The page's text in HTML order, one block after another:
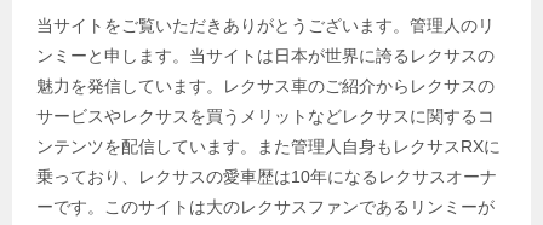
当サイトをご覧いただきありがとうございます。管理人のリ
ンミーと申します。当サイトは日本が世界に誇るレクサスの
魅力を発信しています。レクサス車のご紹介からレクサスの
サービスやレクサスを買うメリットなどレクサスに関するコ
ンテンツを配信しています。また管理人自身もレクサスRXに
乗っており、レクサスの愛車歴は10年になるレクサスオーナ
ーです。このサイトは大のレクサスファンであるリンミーが